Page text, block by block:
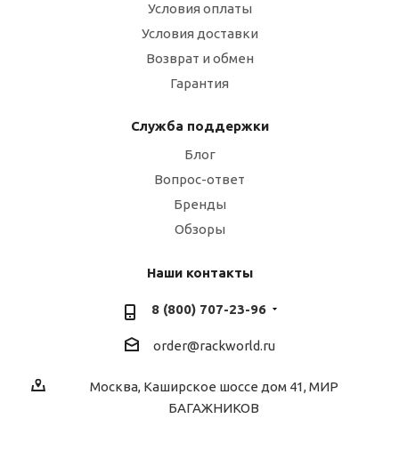
Условия оплаты
Условия доставки
Возврат и обмен
Гарантия
Служба поддержки
Блог
Вопрос-ответ
Бренды
Обзоры
Наши контакты
8 (800) 707-23-96
order@rackworld.ru
Москва, Каширское шоссе дом 41, МИР
БАГАЖНИКОВ